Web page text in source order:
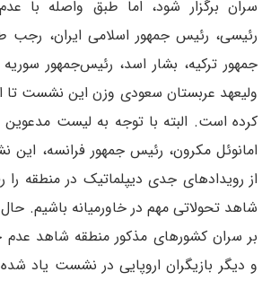
سران برگزار شود، اما طبق واصله با
رئیسی، رئیس جمهور اسلامی ایران، رجب
جمهور ترکیه، بشار اسد، رئیس‌جمهور
ولیعهد عربستان سعودی وزن این نشست تا
کرده است. البته با توجه به لیست مدعوین
امانوئل مکرون، رئیس جمهور فرانسه،
از رویدادهای جدی دیپلماتیک در منطقه را
شاهد تحولاتی مهم در خاورمیانه باشیم.
بر سران کشورهای مذکور منطقه شاهد عدم
و دیگر بازیگران اروپایی در نشست یاد